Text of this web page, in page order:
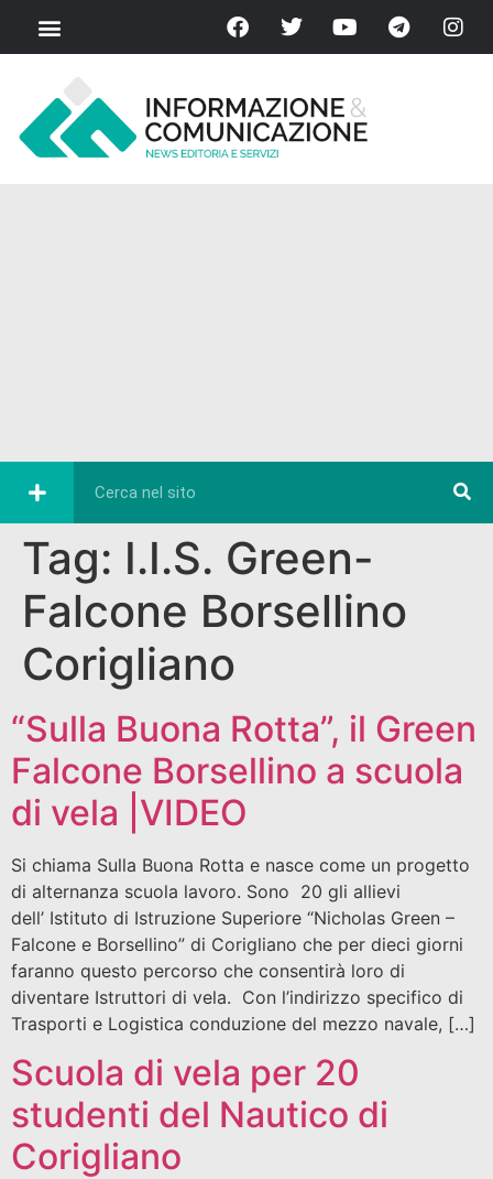
Tag: I.I.S. Green-
Falcone Borsellino
Corigliano
“Sulla Buona Rotta”, il Green
Falcone Borsellino a scuola
di vela |VIDEO
Si chiama Sulla Buona Rotta e nasce come un progetto
di alternanza scuola lavoro. Sono 20 gli allievi
dell’ Istituto di Istruzione Superiore “Nicholas Green –
Falcone e Borsellino” di Corigliano che per dieci giorni
faranno questo percorso che consentirà loro di
diventare Istruttori di vela. Con l’indirizzo specifico di
Trasporti e Logistica conduzione del mezzo navale, […]
Scuola di vela per 20
studenti del Nautico di
Corigliano